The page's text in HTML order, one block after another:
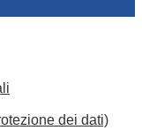
dei dati)